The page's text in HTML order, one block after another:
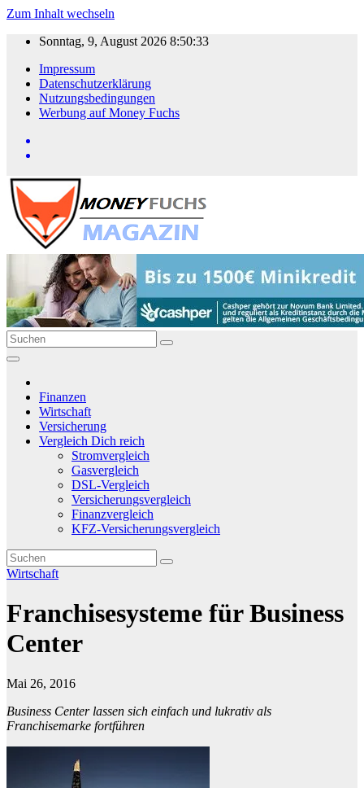
Zum Inhalt wechseln
Sonntag, 9, August 2026 8:50:33
Impressum
Datenschutzerklärung
Nutzungsbedingungen
Werbung auf Money Fuchs
Finanzen
Wirtschaft
Versicherung
Vergleich Dich reich
Stromvergleich
Gasvergleich
DSL-Vergleich
Versicherungsvergleich
Finanzvergleich
KFZ-Versicherungsvergleich
Wirtschaft
Franchisesysteme für Business
Center
Mai 26, 2016
Business Center lassen sich einfach und lukrativ als
Franchisemarke fortführen